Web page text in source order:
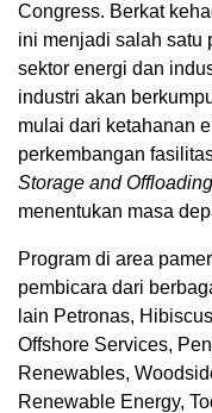
Congress. Berkat
ini menjadi salah satu
sektor energi dan
industri akan
mulai dari ketahanan
perkembangan
Storage and Offloading
menentukan masa
Program di area
pembicara dari
lain Petronas,
Offshore Services,
Renewables,
Renewable Energy,